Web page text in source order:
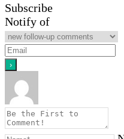
Subscribe
Notify of